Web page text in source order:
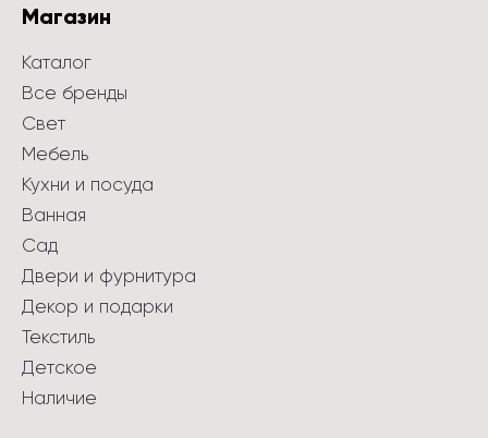
Магазин
Каталог
Все бренды
Свет
Мебель
Кухни и посуда
Ванная
Сад
Двери и фурнитура
Декор и подарки
Текстиль
Детское
Наличие